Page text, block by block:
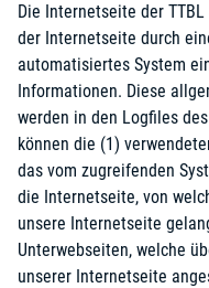
Die Internetseite der
der Internetseite durch
automatisiertes System
Informationen. Diese
werden in den Logfiles
können die (1)
das vom zugreifenden
die Internetseite, von
unsere Internetseite
Unterwebseiten, welche
unserer Internetseite